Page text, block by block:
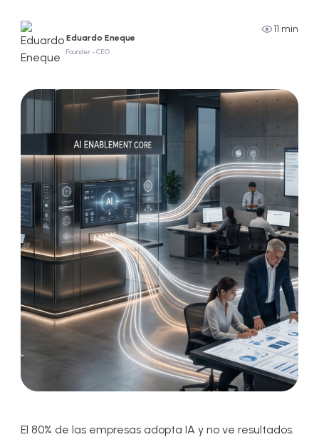
Eduardo Eneque
Founder - CEO
11 min
El 80% de las empresas adopta IA y no ve resultados.